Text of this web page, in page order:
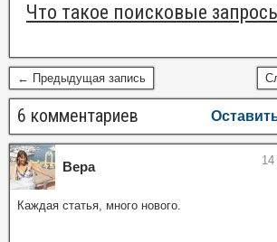
Что такое поисковые
← Предыдущая запись
6 комментариев
Вера
Каждая статья, много нового.